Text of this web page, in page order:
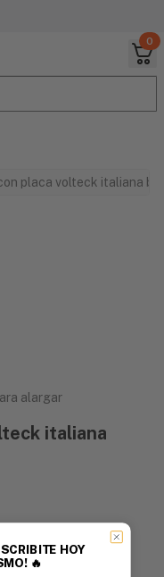
0
placa volteck italiana
alargar
italiana
HOY
🔥